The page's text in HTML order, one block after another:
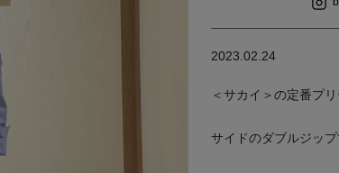
2023.02.24
＜サカイ＞の定番プ
サイドのダブルジッ